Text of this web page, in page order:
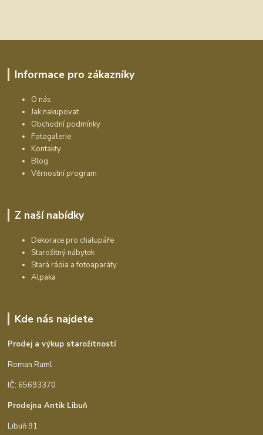
Informace pro zákazníky
O nás
Jak nakupovat
Obchodní podmínky
Fotogalerie
Kontakty
Blog
Věrnostní program
Z naší nabídky
Dekorace pro chalupáře
Starožitný nábytek
Stará rádia a fotoaparáty
Alpaka
Kde nás najdete
Prodej a výkup starožitností
Roman Ruml
IČ: 65693370
Prodejna Antik Libuň
Libuň 91